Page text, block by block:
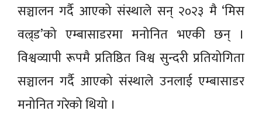
सञ्चालन गर्दै आएको संस्थाले सन् २०२३ मै ‘मिस
वल्र्ड’को एम्बासाडरमा मनोनित भएकी छन् ।
विश्वव्यापी रूपमै प्रतिष्ठित विश्व सुन्दरी प्रतियोगिता
सञ्चालन गर्दै आएको संस्थाले उनलाई एम्बासाडर
मनोनित गरेको थियो ।